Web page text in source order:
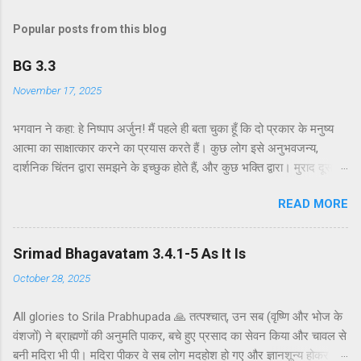
Popular posts from this blog
BG 3.3
November 17, 2025
भगवान ने कहा: हे निष्पाप अर्जुन! मैं पहले ही बता चुका हूँ कि दो प्रकार के मनुष्य
आत्मा का साक्षात्कार करने का प्रयास करते हैं। कुछ लोग इसे अनुभवजन्य,
दार्शनिक चिंतन द्वारा समझने के इच्छुक होते हैं, और कुछ भक्ति द्वारा। मुराद दूसरे
कर्मयोग या बुद्धियोग। इस श्लोक में भगवान इसे और भी स्पष्ट रूप से समझाते हैं।
सांख्ययोग, अर्थात् आत्मा और पदार्थ की प्रकृति का विश्लेषणात्मक अध्ययन, उन
लोगों के लिए विषय है जो प्रयोगात्मक ज्ञान और दर्शन द्वारा अनुमान लगाने और
समझने के इच्छुक हैं। दूसरे वर्ग के लोग कृष्णभावनामृत में कर्म करते हैं, जैसा कि
दूसरे अध्याय के इकसठवें श्लोक में बताया गया है। भगवान ने उनतीसवें श्लोक में भी
कर्म के बंधनों से मुक्त हो सकता है; और इसके अतिरिक्त, इस प्रक्रिया में कोई दोष
नहीं है। इकसठवें श्लोक में यही सिद्धांत अधिक स्पष्ट रूप से समझाया गया है - कि
READ MORE
Srimad Bhagavatam 3.4.1-5 As It Is
October 28, 2025
All glories to Srila Prabhupada 🙏 तत्पश्चात्, उन सब (वृष्णि और भोज के
वंशजों) ने ब्राह्मणों की अनुमति पाकर, बचे हुए प्रसाद का सेवन किया और चावल से
बनी मदिरा भी पी। मदिरा पीकर वे सब लोग मदहोश हो गए और ज्ञानशून्य होकर